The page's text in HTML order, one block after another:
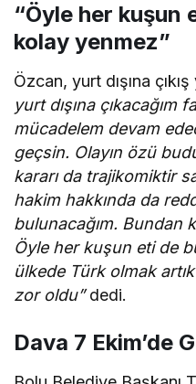
“Öyle her kuşun
kolay yenmez”
Özcan, yurt dışına
yurt dışına çıkacağım
mücadelem devam
geçsin. Olayın özü
kararı da trajikomiktir
hakim hakkında da
bulunacağım. Bundan
Öyle her kuşun eti de
ülkede Türk olmak
zor oldu”dedi.
Dava 7 Ekim’de